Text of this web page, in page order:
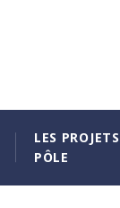
LES
PÔLE